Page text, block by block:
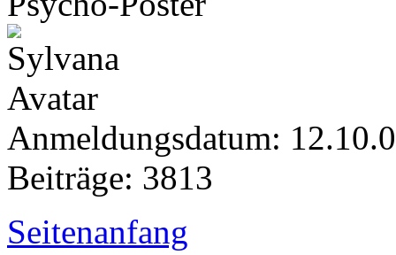
Anmeldungsdatum:
Beiträge: 3813
Seitenanfang